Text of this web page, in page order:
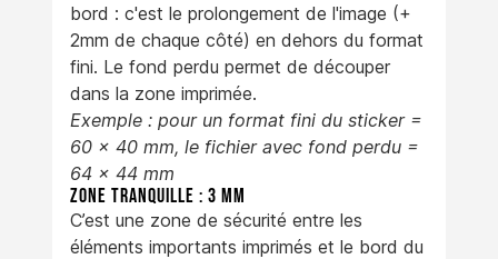
bord : c'est le prolongement de l'image (+
2mm de chaque côté) en dehors du format
fini. Le fond perdu permet de découper
dans la zone imprimée.
Exemple : pour un format fini du sticker =
60 x 40 mm, le fichier avec fond perdu =
64 x 44 mm
Zone tranquille :3 mm
C’est une zone de sécurité entre les
éléments importants imprimés et le bord du